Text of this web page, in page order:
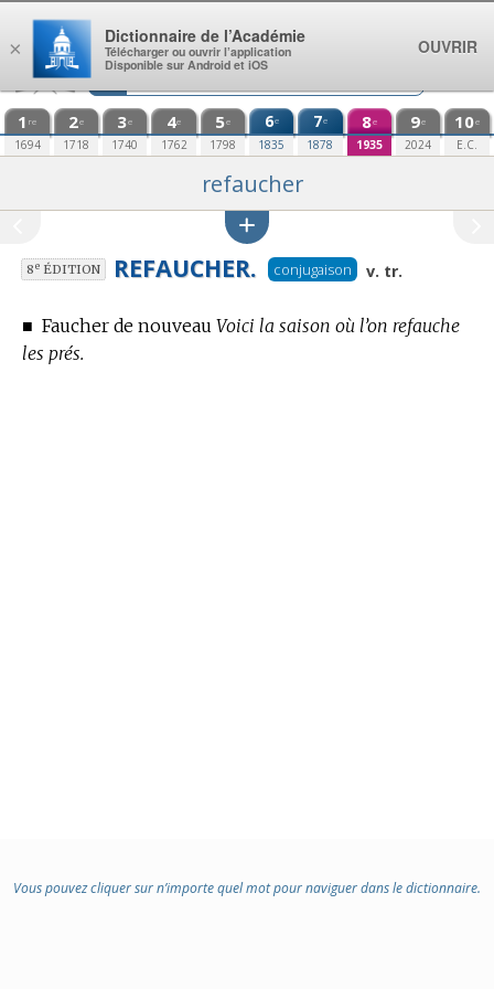
Aller au contenu
1 re
1694
2e
1718
3e
1740
4e
1762
5e
1798
6e
1835
7e
1878
8e
1935
9e
2024
10e
E.C.
refaucher
8eÉDITION REFAUCHER. conjugaison v. tr.
■ Faucher de nouveau Voici la saison où l’on refauche
les prés.
Vous pouvez cliquer sur n’importe quel mot pour naviguer dans le dictionnaire.
×
Dictionnaire de l’Académie
Télécharger ou ouvrir l’application
Disponible sur Android et iOS
OUVRIR